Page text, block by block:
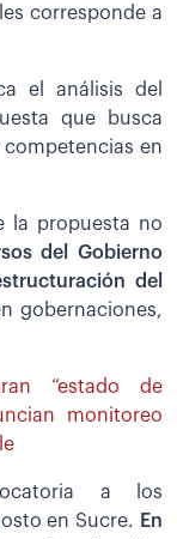
corresponde a
el análisis del
que busca
en
la propuesta no
del Gobierno
del
gobernaciones,
“estado de
monitoreo
a los
en Sucre.
En